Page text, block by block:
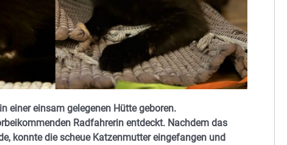
einer einsam gelegenen Hütte geboren.
Radfahrerin entdeckt. Nachdem das
konnte die scheue Katzenmutter eingefangen und